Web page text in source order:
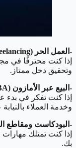
-العمل الحر (Freelancing):
إذا كنت محترفًا في
وتحقيق دخل ممتاز.
-البيع عبر الأمازون (Amazon FBA):
وخدمة العملاء
-البودكاست ومقاطع
إذا كنت تمتلك
بك.